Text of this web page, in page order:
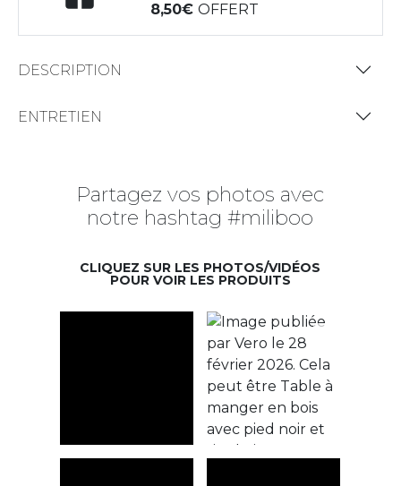
8,50OFFERT
DESCRIPTION
ENTRETIEN
Partagez vos photos avec
notre hashtag #miliboo
CLIQUEZ SUR LES PHOTOS/VIDÉOS
POUR VOIR LES PRODUITS